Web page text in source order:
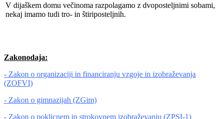
V dijaškem domu večinoma razpolagamo z dvoposteljnimi sobami,
nekaj imamo tudi tro- in štiriposteljnih.
Zakonodaja:
- Zakon o organizaciji in financiranju vzgoje in izobraževanja
(ZOFVI)
- Zakon o gimnazijah (ZGim)
- Zakon o poklicnem in strokovnem izobraževanju (ZPSI-1)